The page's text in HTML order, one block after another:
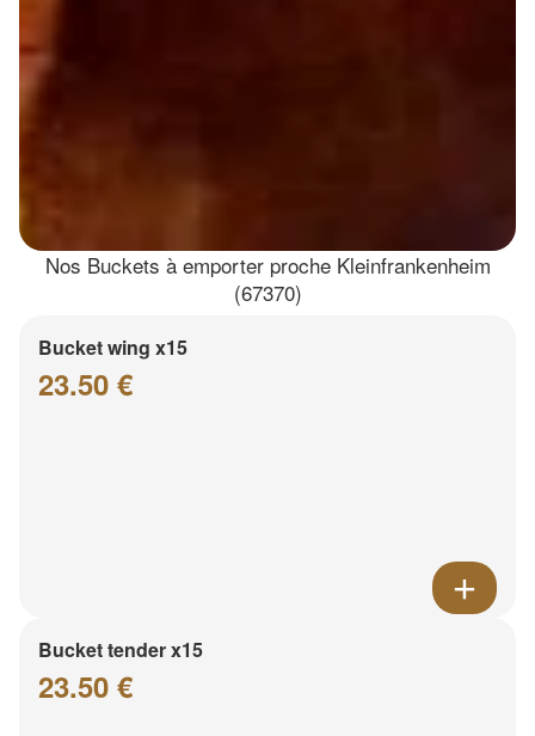
Nos Buckets à emporter proche Kleinfrankenheim
(67370)
Bucket wing x15
23.50 €
Bucket tender x15
23.50 €